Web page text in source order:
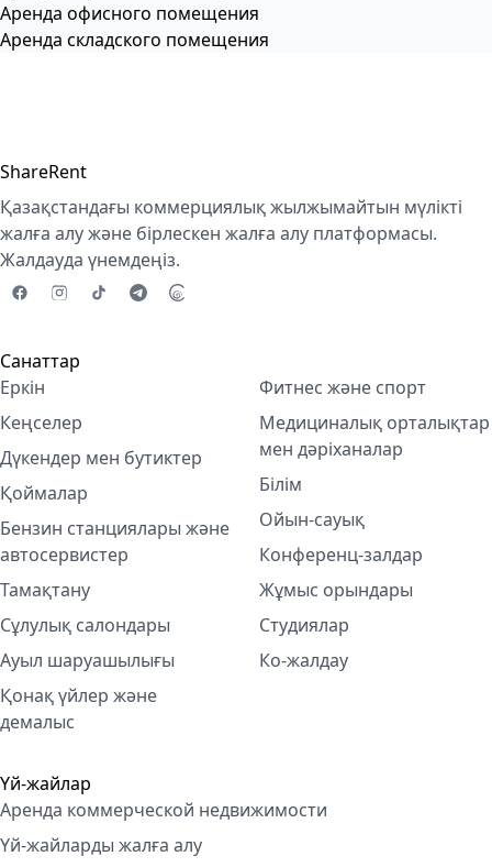
Аренда офисного помещения
Аренда складского помещения
ShareRent
Қазақстандағы коммерциялық жылжымайтын мүлікті
жалға алу және бірлескен жалға алу платформасы.
Жалдауда үнемдеңіз.
Санаттар
Еркін
Кеңселер
Дүкендер мен бутиктер
Қоймалар
Бензин станциялары және
автосервистер
Тамақтану
Сұлулық салондары
Ауыл шаруашылығы
Қонақ үйлер және
демалыс
Фитнес және спорт
Медициналық орталықтар
мен дәріханалар
Білім
Ойын-сауық
Конференц-залдар
Жұмыс орындары
Студиялар
Ко-жалдау
Үй-жайлар
Аренда коммерческой недвижимости
Үй-жайларды жалға алу